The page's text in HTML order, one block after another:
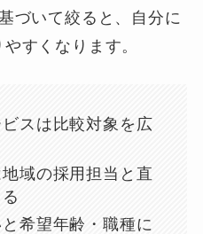
づいて絞ると、自分に
すくなります。
スは比較対象を広
域の採用担当と直
希望年齢・職種に